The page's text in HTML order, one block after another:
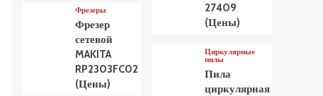
Фрезеры
Фрезер
сетевой
MAKITA
RP2303FC02
(Цены)
27409
(Цены)
Циркулярные
пилы
Пила
циркулярная